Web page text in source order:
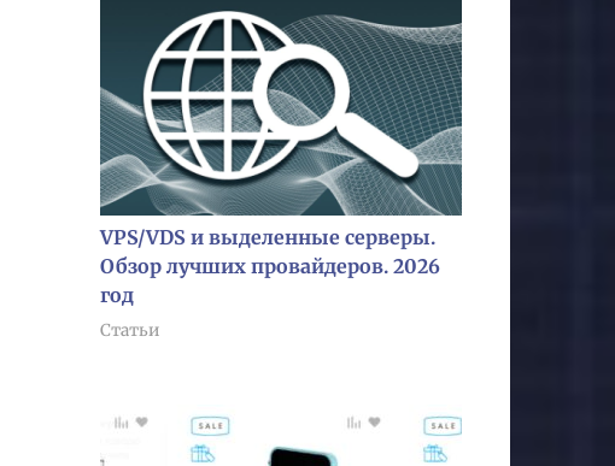
VPS/VDS и выделенные серверы.
Обзор лучших провайдеров. 2026
год
Статьи